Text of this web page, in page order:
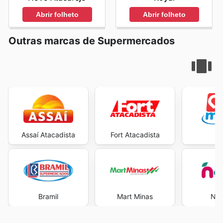
Abrir folheto Abrir folheto
Outras marcas de Supermercados
Assaí Atacadista
Bramil
Fort Atacadista
Mart Minas